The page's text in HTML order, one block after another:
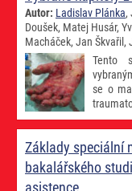
implikovali tyto
mikrobiologie či
nutnost a výhody
klinických oborů na
nejenom v rámci
Autor: Ladislav Plánka,
Doušek, Matej Husár,
Macháček, Jan Škvařil,
Tento
se o
břišní,
onkochirurgii,
zmíněn je i syndrom
Základy speciální
bakalářského
asistence